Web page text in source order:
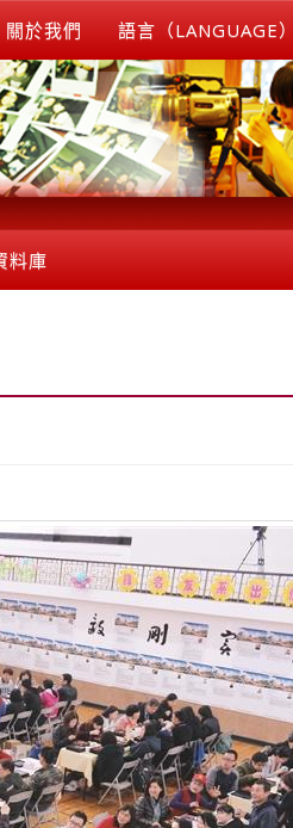
關於我們 語言（LANGUAGE）
料庫